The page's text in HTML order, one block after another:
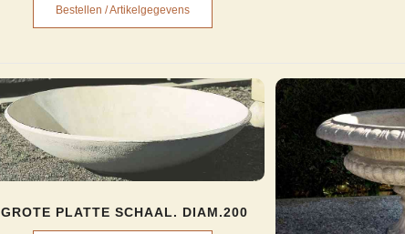
Bestellen / Artikelgegevens
GROTE PLATTE SCHAAL. DIAM.200